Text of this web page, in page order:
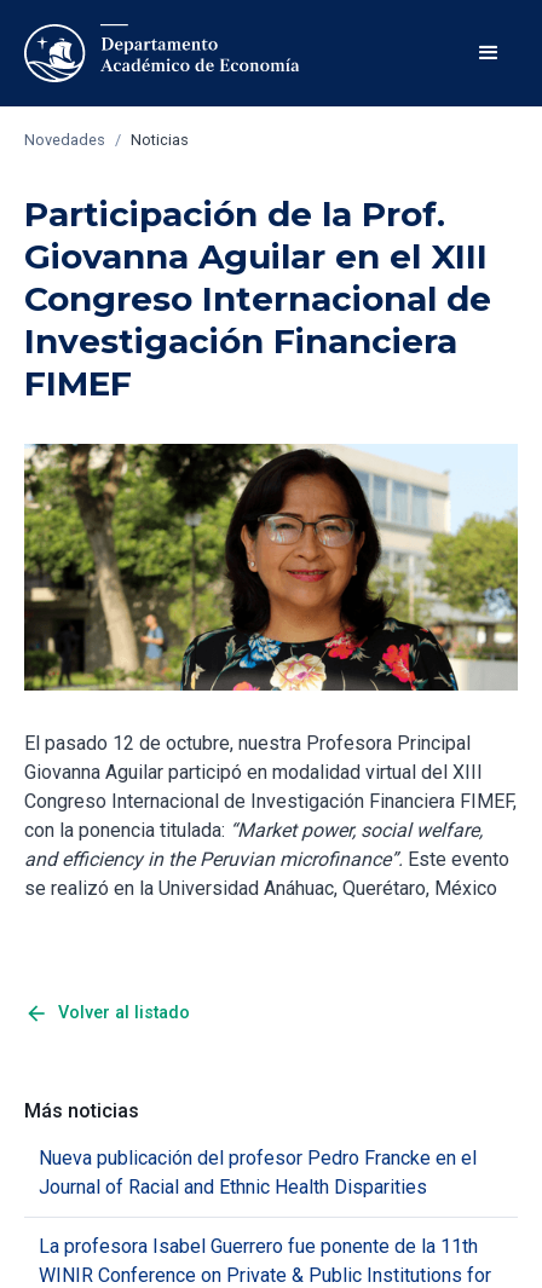
Novedades / Noticias
Participación de la Prof.
Giovanna Aguilar en el XIII
Congreso Internacional de
Investigación Financiera
FIMEF
El pasado 12 de octubre, nuestra Profesora Principal
Giovanna Aguilar participó en modalidad virtual del XIII
Congreso Internacional de Investigación Financiera FIMEF,
con la ponencia titulada: “Market power, social welfare,
and efficiency in the Peruvian microfinance”. Este evento
se realizó en la Universidad Anáhuac, Querétaro, México
Más noticias
Nueva publicación del profesor Pedro Francke en el
Journal of Racial and Ethnic Health Disparities
La profesora Isabel Guerrero fue ponente de la 11th
WINIR Conference on Private & Public Institutions for
arrow_back Volver al listado